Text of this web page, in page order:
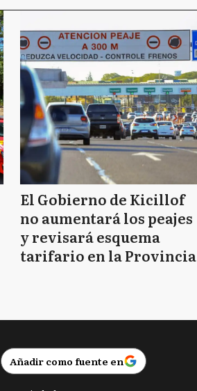
El Gobierno de Kicillof
no aumentará los peajes
y revisará esquema
tarifario en la Provincia
Añadir como fuente en